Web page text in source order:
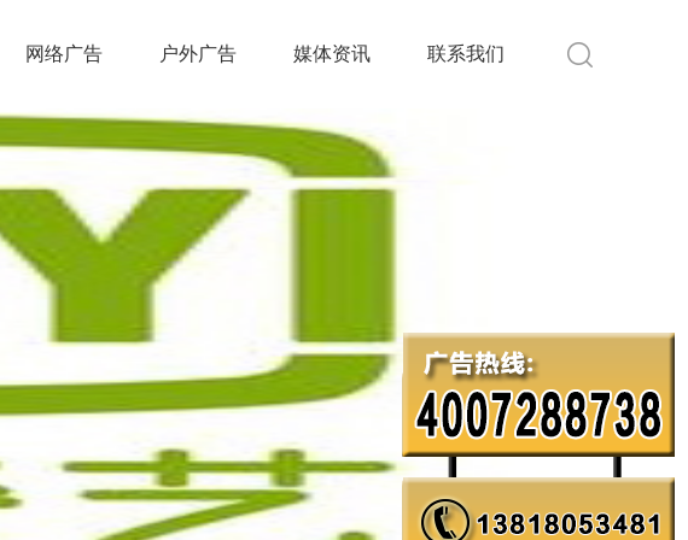
网络广告 户外广告 媒体资讯 联系我们